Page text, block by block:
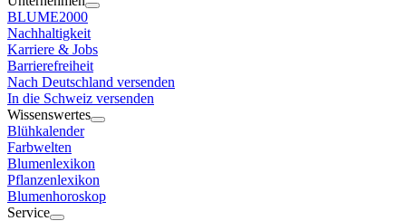
BLUME2000
Nachhaltigkeit
Karriere & Jobs
Barrierefreiheit
Nach Deutschland versenden
In die Schweiz versenden
Wissenswertes
Blühkalender
Farbwelten
Blumenlexikon
Pflanzenlexikon
Blumenhoroskop
Service